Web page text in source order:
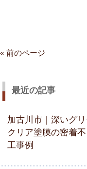
« 前のページ
最近の記事
加古川市｜深いグ
クリア塗膜の密着
工事例